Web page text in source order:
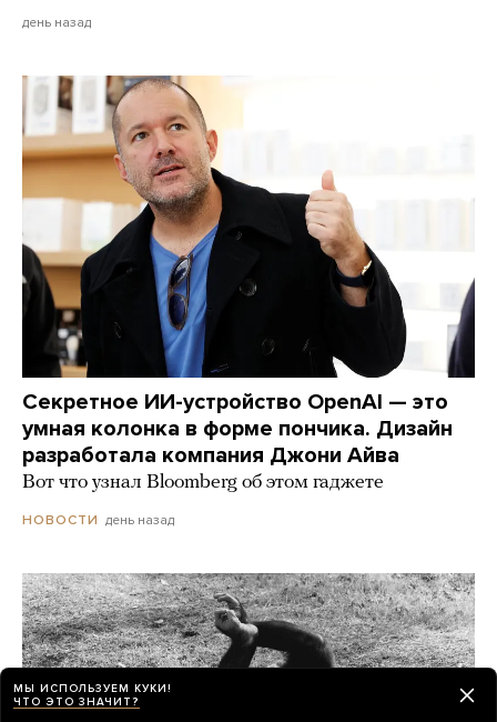
день назад
Секретное ИИ-устройство OpenAI — это
умная колонка в форме пончика. Дизайн
разработала компания Джони Айва
Вот что узнал Bloomberg об этом гаджете
НОВОСТИ день назад
МЫ ИСПОЛЬЗУЕМ КУКИ!
ЧТО ЭТО ЗНАЧИТ?